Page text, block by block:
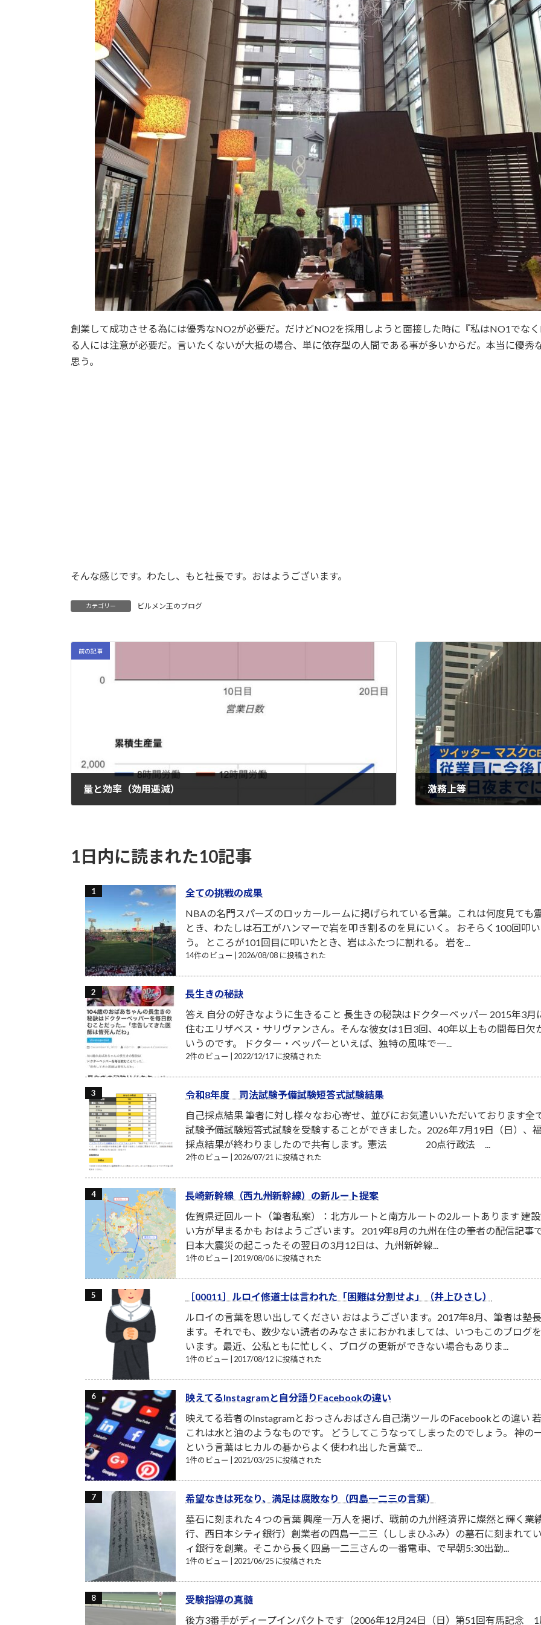
創業して成功させる為には優秀なNO2が必要だ。だけどNO2を採用しようと面接した時に『私はNO1でな
る人には注意が必要だ。言いたくないが大抵の場合、単に依存型の人間である事が多いからだ。本当に優
思う。
そんな感じです。わたし、もと社長です。おはようございます。
カテゴリー ビルメン王のブログ
前の記事
量と効率（効用逓減） 激務上等
1日内に読まれた10記事
全ての挑戦の成果
NBAの名門スパーズのロッカールームに掲げられている言葉。これは何度見ても
とき、わたしは石工がハンマーで岩を叩き割るのを見にいく。 おそらく100回叩
う。 ところが101回目に叩いたとき、岩はふたつに割れる。 岩を...
14件のビュー 2026/08/08 に投稿された
長生きの秘訣
答え 自分の好きなように生きること 長生きの秘訣はドクターペッパー 2015年3
住むエリザベス・サリヴァンさん。そんな彼女は1日3回、40年以上もの間毎日
いうのです。 ドクター・ペッパーといえば、独特の風味で一...
2件のビュー 2022/12/17 に投稿された
令和8年度 司法試験予備試験短答式試験結果
自己採点結果 筆者に対し様々なお心寄せ、並びにお気遣いいただいております
試験予備試験短答式試験を受験することができました。2026年7月19日（日）、
採点結果が終わりましたので共有します。憲法 20点行政法 ...
2件のビュー 2026/07/21 に投稿された
長崎新幹線（西九州新幹線）の新ルート提案
佐賀県迂回ルート（筆者私案）：北方ルートと南方ルートの2ルートあります 建
い方が早まるかも おはようございます。 2019年8月の九州在住の筆者の配信記事
日本大震災の起こったその翌日の3月12日は、九州新幹線...
1件のビュー 2019/08/06 に投稿された
［00011］ルロイ修道士は言われた「困難は分割せよ」（井上ひさし）
ルロイの言葉を思い出してください おはようございます。2017年8月、筆者は塾
ます。それでも、数少ない読者のみなさまにおかれましては、いつもこのブログ
います。最近、公私ともに忙しく、ブログの更新ができない場合もありま...
1件のビュー 2017/08/12 に投稿された
映えてるInstagramと自分語りFacebookの違い
映えてる若者のInstagramとおっさんおばさん自己満ツールのFacebookとの違い
これは水と油のようなものです。 どうしてこうなってしまったのでしょう。 神
という言葉はヒカルの碁からよく使われ出した言葉で...
1件のビュー 2021/03/25 に投稿された
希望なきは死なり、満足は腐敗なり（四島一二三の言葉）
墓石に刻まれた４つの言葉 興産一万人を掲げ、戦前の九州経済界に燦然と輝く業
行、西日本シティ銀行）創業者の四島一二三（ししまひふみ）の墓石に刻まれて
ィ銀行を創業。そこから長く四島一二三さんの一番電車、で早朝5:30出勤...
1件のビュー 2021/06/25 に投稿された
受験指導の真髄
後方3番手がディープインパクトです（2006年12月24日（日）第51回有馬記念